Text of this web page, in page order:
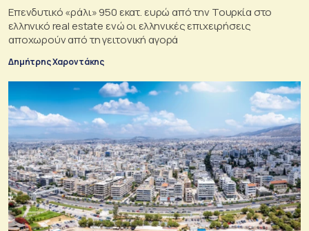
Επενδυτικό «ράλι» 950 εκατ. ευρώ από την Τουρκία στο
ελληνικό real estate ενώ οι ελληνικές επιχειρήσεις
αποχωρούν από τη γειτονική αγορά
Δημήτρης Χαροντάκης